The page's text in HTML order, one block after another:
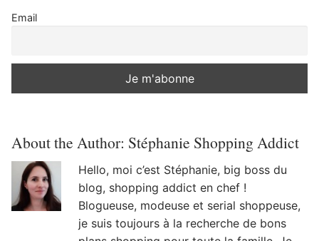
Email
About the Author: Stéphanie Shopping Addict
Hello, moi c’est Stéphanie, big boss du
blog, shopping addict en chef !
Blogueuse, modeuse et serial shoppeuse,
je suis toujours à la recherche de bons